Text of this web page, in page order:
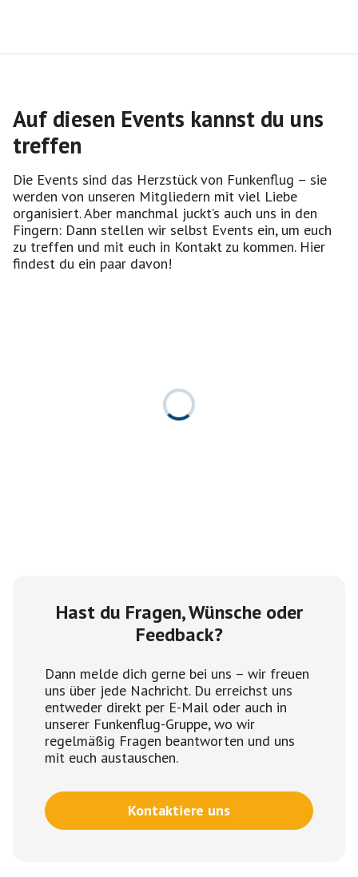
Auf diesen Events kannst du uns
treffen
Die Events sind das Herzstück von Funkenflug – sie
werden von unseren Mitgliedern mit viel Liebe
organisiert. Aber manchmal juckt’s auch uns in den
Fingern: Dann stellen wir selbst Events ein, um euch
zu treffen und mit euch in Kontakt zu kommen. Hier
findest du ein paar davon!
Hast du Fragen, Wünsche oder
Feedback?
Dann melde dich gerne bei uns – wir freuen
uns über jede Nachricht. Du erreichst uns
entweder direkt per E-Mail oder auch in
unserer Funkenflug-Gruppe, wo wir
regelmäßig Fragen beantworten und uns
mit euch austauschen.
Kontaktiere uns